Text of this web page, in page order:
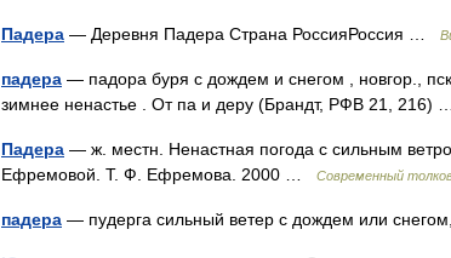
Падера — Деревня Падера Страна РоссияРоссия …
падера — падора буря с дождем и снегом , новгор.,
зимнее ненастье . От па и деру (Брандт, РФВ 21, 216)
Падера — ж. местн. Ненастная погода с сильным
Ефремовой. Т. Ф. Ефремова. 2000 …
Современный
падера — пудерга сильный ветер с дождем или